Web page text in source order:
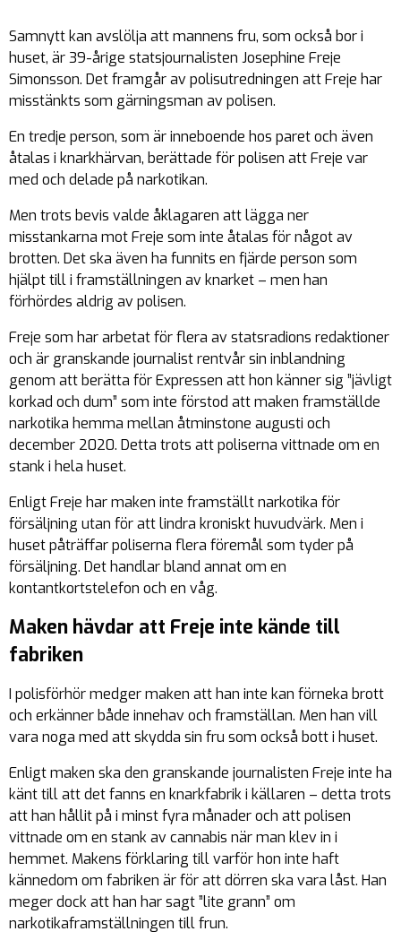
Samnytt kan avslölja att mannens fru, som också bor i
huset, är 39-årige statsjournalisten Josephine Freje
Simonsson. Det framgår av polisutredningen att Freje har
misstänkts som gärningsman av polisen.
En tredje person, som är inneboende hos paret och även
åtalas i knarkhärvan, berättade för polisen att Freje var
med och delade på narkotikan.
Men trots bevis valde åklagaren att lägga ner
misstankarna mot Freje som inte åtalas för något av
brotten. Det ska även ha funnits en fjärde person som
hjälpt till i framställningen av knarket – men han
förhördes aldrig av polisen.
Freje som har arbetat för flera av statsradions redaktioner
och är granskande journalist rentvår sin inblandning
genom att berätta för Expressen att hon känner sig ”jävligt
korkad och dum” som inte förstod att maken framställde
narkotika hemma mellan åtminstone augusti och
december 2020. Detta trots att poliserna vittnade om en
stank i hela huset.
Enligt Freje har maken inte framställt narkotika för
försäljning utan för att lindra kroniskt huvudvärk. Men i
huset påträffar poliserna flera föremål som tyder på
försäljning. Det handlar bland annat om en
kontantkortstelefon och en våg.
Maken hävdar att Freje inte kände till
fabriken
I polisförhör medger maken att han inte kan förneka brott
och erkänner både innehav och framställan. Men han vill
vara noga med att skydda sin fru som också bott i huset.
Enligt maken ska den granskande journalisten Freje inte ha
känt till att det fanns en knarkfabrik i källaren – detta trots
att han hållit på i minst fyra månader och att polisen
vittnade om en stank av cannabis när man klev in i
hemmet. Makens förklaring till varför hon inte haft
kännedom om fabriken är för att dörren ska vara låst. Han
meger dock att han har sagt ”lite grann” om
narkotikaframställningen till frun.